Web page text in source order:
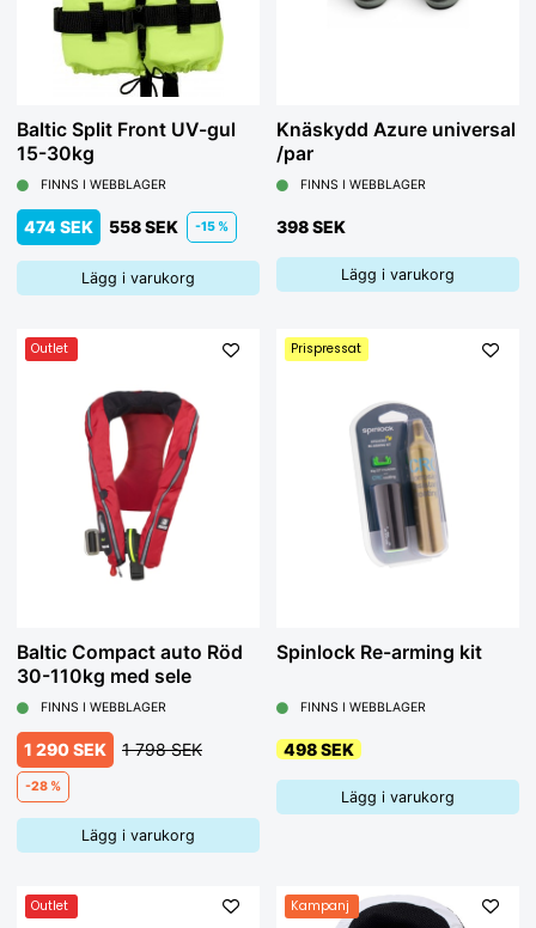
Baltic Split Front UV-gul
15-30kg
FINNS I WEBBLAGER
474 SEK 558 SEK -15 %
Lägg i varukorg
Knäskydd Azure universal
/par
FINNS I WEBBLAGER
398 SEK
Lägg i varukorg
Outlet
Baltic Compact auto Röd
30-110kg med sele
FINNS I WEBBLAGER
1 290 SEK 1 798 SEK
-28 %
Lägg i varukorg
Prispressat
Spinlock Re-arming kit
FINNS I WEBBLAGER
498 SEK
Lägg i varukorg
Outlet Kampanj